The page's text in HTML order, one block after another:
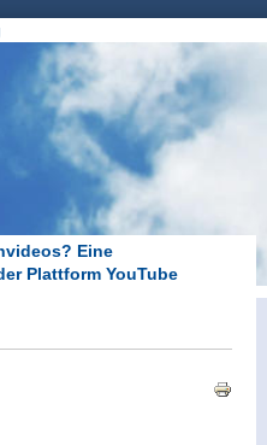
Eine
Plattform YouTube